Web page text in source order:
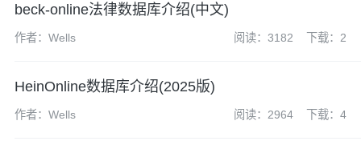
beck-online法律数据库介绍(中文)
作者：Wells 阅读：3182 下载：2
HeinOnline数据库介绍(2025版)
作者：Wells 阅读：2964 下载：4